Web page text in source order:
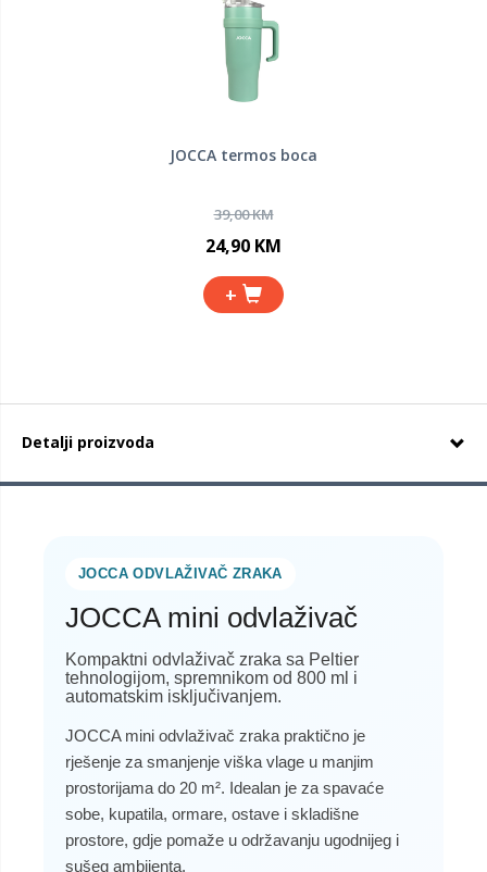
JOCCA termos boca
39,00 KM
24,90 KM
+
Detalji proizvoda
JOCCA ODVLAŽIVAČ ZRAKA
JOCCA mini odvlaživač
Kompaktni odvlaživač zraka sa Peltier
tehnologijom, spremnikom od 800 ml i
automatskim isključivanjem.
JOCCA mini odvlaživač zraka praktično je
rješenje za smanjenje viška vlage u manjim
prostorijama do 20 m². Idealan je za spavaće
sobe, kupatila, ormare, ostave i skladišne
prostore, gdje pomaže u održavanju ugodnijeg i
sušeg ambijenta.